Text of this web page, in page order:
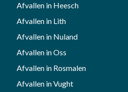
Afvallen in Heesch
Afvallen in Lith
Afvallen in Nuland
Afvallen in Oss
Afvallen in Rosmalen
Afvallen in Vught